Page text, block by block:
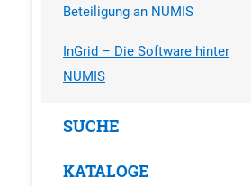
Beteiligung an NUMIS
InGrid – Die Software hinter
NUMIS
SUCHE
KATALOGE